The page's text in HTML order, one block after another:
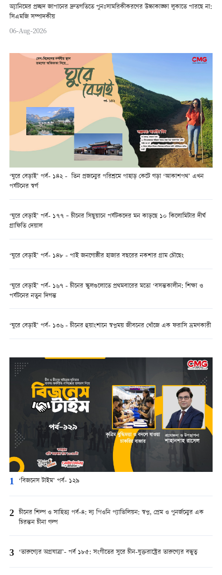
অ্যানিমের প্রচ্ছদ জাপানের দ্রুতগতিতে পুনঃসামরিকীকরণের উচ্চাকাঙ্ক্ষা লুকাতে পারছে না:
সিএমজি সম্পাদকীয়
06-Aug-2026
‘ঘুরে বেড়াই’ পর্ব- ১৪২ - তিন প্রজন্মের পরিশ্রমে পাহাড় কেটে গড়া ‘আকাশপথ’ এখন
পর্যটনের স্বর্গ
‘ঘুরে বেড়াই’ পর্ব- ১৭৭ – চীনের সিছুয়ানে পর্যটকদের মন কাড়ছে ১০ কিলোমিটার দীর্ঘ
গ্রাফিতি দেয়াল
‘ঘুরে বেড়াই’ পর্ব- ১৪৮ - পাই জনগোষ্ঠীর হাজার বছরের নকশার গ্রাম চৌছেং
‘ঘুরে বেড়াই’ পর্ব- ১৬৭ - চীনের স্কুলগুলোতে প্রথমবারের মতো ‘বসন্তকালীন: শিক্ষা ও
পর্যটনের নতুন দিগন্ত
‘ঘুরে বেড়াই’ পর্ব- ১৩৬ - চীনের হুয়াংশানে স্বপ্নময় জীবনের খোঁজে এক ফরাসি ভ্রমণকারী
1 ‘বিজনেস টাইম’ পর্ব- ১২৯
2 চীনের শিল্প ও সাহিত্য পর্ব-৪: দ্য পিওনি প্যাভিলিয়ন: স্বপ্ন, প্রেম ও পুনর্জন্মের এক
চিরন্তন চীনা গল্প
3 ‘তারুণ্যের অগ্রযাত্রা’- পর্ব ১৮৫: সংগীতের সুরে চীন-যুক্তরাষ্ট্রের তারুণ্যের বন্ধুত্ব